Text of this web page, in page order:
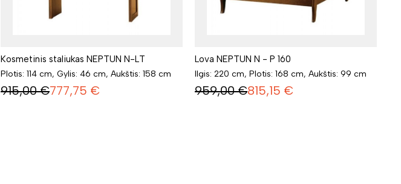
Kosmetinis staliukas NEPTUN N-LT
Plotis: 114 cm, Gylis: 46 cm, Aukštis: 158 cm
915,00 €777,75 €
Lova NEPTUN N - P 160
Ilgis: 220 cm, Plotis: 168 cm, Aukštis: 99 cm
959,00 €815,15 €